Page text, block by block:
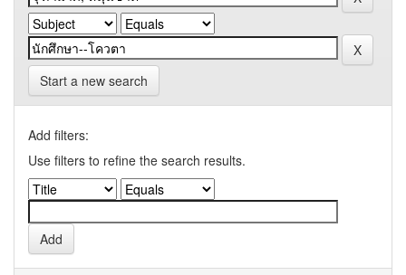
Start a new search
Add filters:
Use filters to refine the search results.